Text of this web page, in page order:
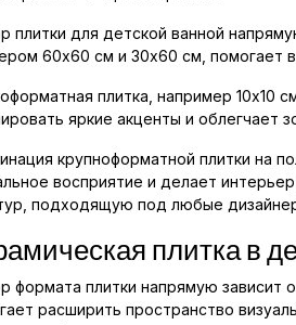
плитки для детской ванной
60x60 см и 30x60 см, помогает
плитка, например 10x10
яркие акценты и облегчает
крупноформатной плитки на
восприятие и делает
подходящую под любые
плитка в
формата плитки напрямую зависит
расширить пространство